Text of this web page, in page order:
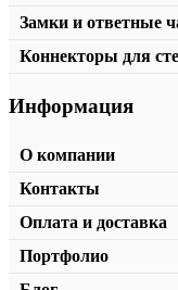
Замки и ответные
Коннекторы для
Информация
О компании
Контакты
Оплата и доставка
Портфолио